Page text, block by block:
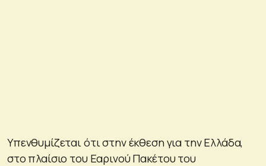
Υπενθυμίζεται ότι στην έκθεση για την Ελλάδα,
στο πλαίσιο του Εαρινού Πακέτου του